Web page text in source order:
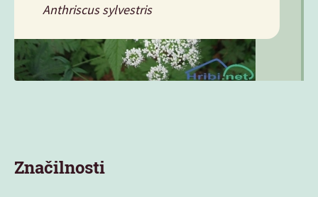
Anthriscus sylvestris
Značilnosti